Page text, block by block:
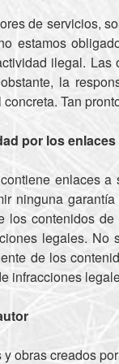
de servicios,
estamos
ilegal.
la
Tan
por los enlaces
enlaces
ninguna
los contenidos
legales. No
de los
infracciones
y obras creados